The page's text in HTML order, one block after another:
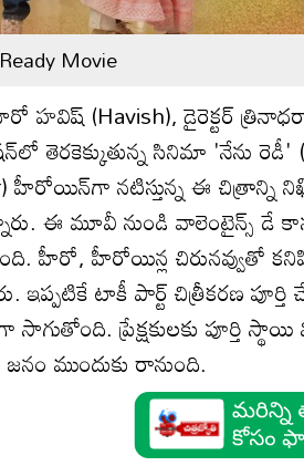
Movie
(Havish), డైరెక్టర్
తెరకెక్కుతున్న సినిమా 'నేను
హీరోయిన్‌గా నటిస్తున్న ఈ చిత్రాన్ని
ఈ మూవీ నుండి వాలెంటైన్స్ డే
హీరో, హీరోయిన్ల చిరునవ్వుతో
ఇప్పటికే టాకీ పార్ట్ చిత్రీకరణ
సాగుతోంది. ప్రేక్షకులకు పూర్తి
ముందుకు రానుంది.